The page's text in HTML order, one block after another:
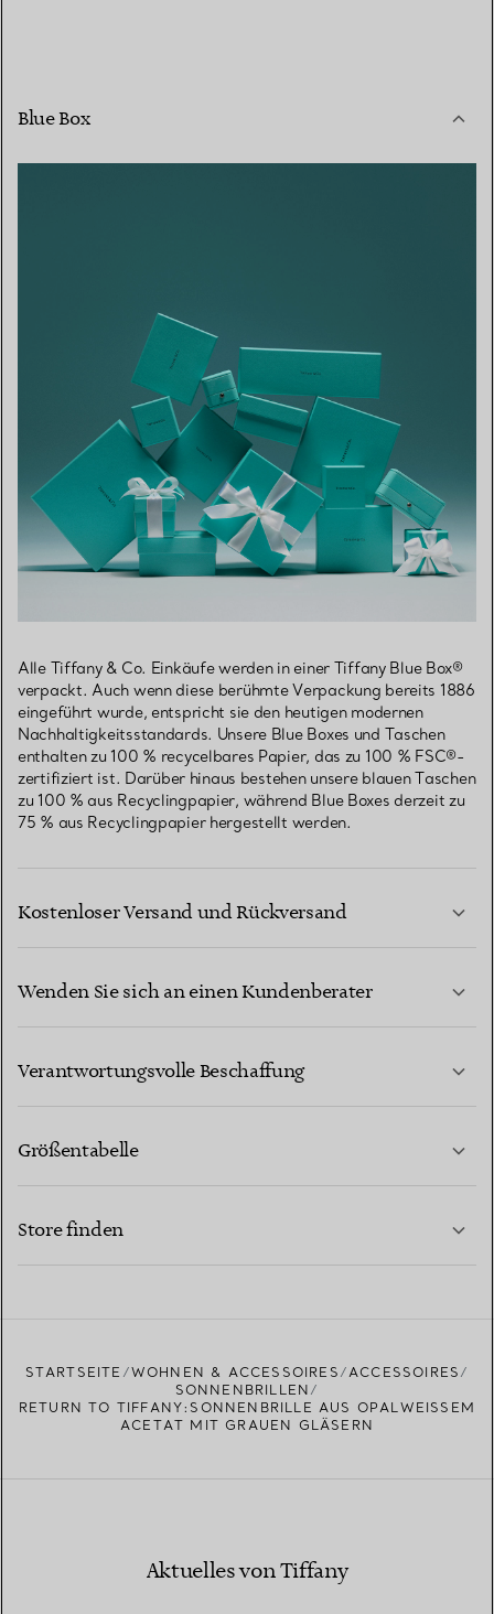
Blue Box
Alle Tiffany & Co. Einkäufe werden in einer Tiffany Blue Box®
verpackt. Auch wenn diese berühmte Verpackung bereits 1886
eingeführt wurde, entspricht sie den heutigen modernen
Nachhaltigkeitsstandards. Unsere Blue Boxes und Taschen
enthalten zu 100 % recycelbares Papier, das zu 100 % FSC®-
zertifiziert ist. Darüber hinaus bestehen unsere blauen Taschen
zu 100 % aus Recyclingpapier, während Blue Boxes derzeit zu
75 % aus Recyclingpapier hergestellt werden.
Kostenloser Versand und Rückversand
Wenden Sie sich an einen Kundenberater
Verantwortungsvolle Beschaffung
Größentabelle
Store finden
STARTSEITE WOHNEN & ACCESSOIRES
ACCESSOIRES
SONNENBRILLEN
RETURN TO TIFFANY:SONNENBRILLE AUS OPALWEISSEM A
CETAT MIT GRAUEN GLÄSERN
Aktuelles von Tiffany